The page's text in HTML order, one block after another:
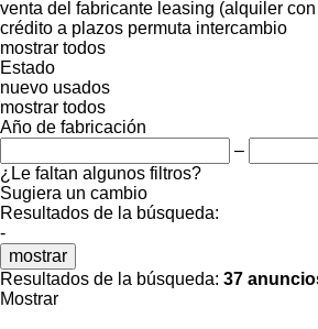
venta del fabricante leasing (alquiler
crédito a plazos permuta intercambio
mostrar todos
Estado
nuevo usados
mostrar todos
Año de fabricación
–
¿Le faltan algunos filtros?
Sugiera un cambio
Resultados de la búsqueda:
-
mostrar
Resultados de la búsqueda: 37
Mostrar